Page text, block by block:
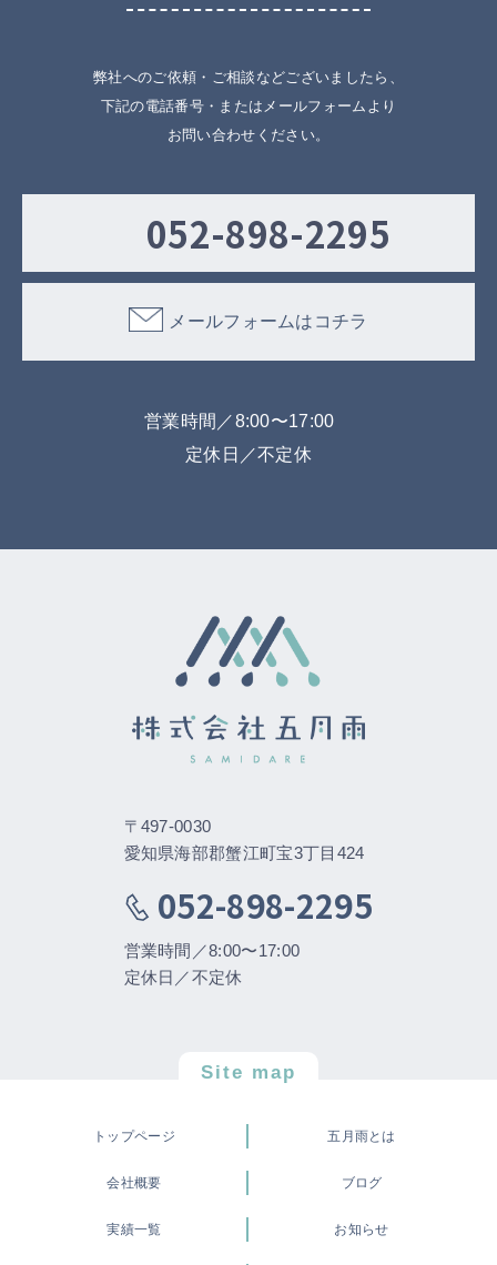
弊社へのご依頼・ご相談などございましたら、
下記の電話番号・またはメールフォームより
お問い合わせください。
052-898-2295
メールフォームはコチラ
営業時間／8:00〜17:00
定休日／不定休
〒497-0030
愛知県海部郡蟹江町宝3丁目424
052-898-2295
営業時間／8:00〜17:00
定休日／不定休
Site map
トップページ 五月雨とは
会社概要 ブログ
実績一覧 お知らせ